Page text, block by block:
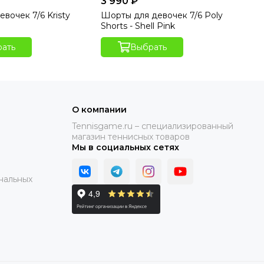
7/6 Kristy
Шорты для девочек 7/6 Poly
Shorts - Shell Pink
Выбрать
О компании
Tennisgame.ru – специализированный
магазин теннисных товаров
Мы в социальных сетях